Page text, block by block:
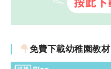
免費下載幼稚園教材